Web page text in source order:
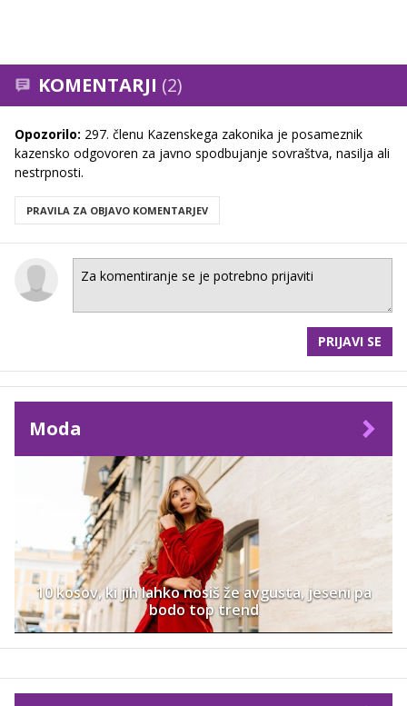
KOMENTARJI (2)
Opozorilo: 297. členu Kazenskega zakonika je posameznik
kazensko odgovoren za javno spodbujanje sovraštva, nasilja ali
nestrpnosti.
PRAVILA ZA OBJAVO KOMENTARJEV
PRIJAVI SE
Moda
10 kosov, ki jih lahko nosiš že avgusta, jeseni pa
bodo top trend